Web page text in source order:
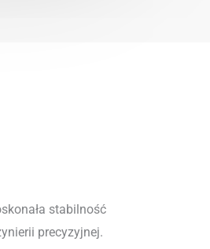
stabilność
precyzyjnej.